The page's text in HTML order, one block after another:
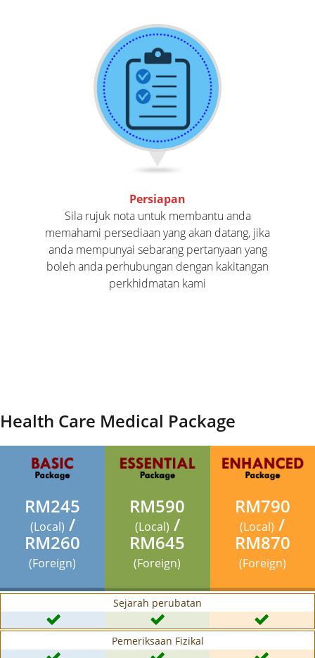
Persiapan
Sila rujuk nota untuk membantu anda
memahami persediaan yang akan datang, jika
anda mempunyai sebarang pertanyaan yang
boleh anda perhubungan dengan kakitangan
perkhidmatan kami
Health Care Medical Package
RM245
(Local) /
RM260
(Foreign)
RM590
(Local) /
RM645
(Foreign)
RM790
(Local) /
RM870
(Foreign)
Sejarah perubatan
Pemeriksaan Fizikal